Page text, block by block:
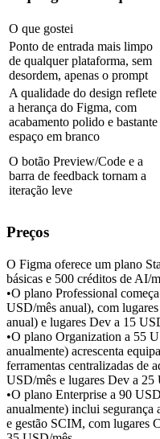
O que gostei
Ponto de entrada mais limpo
de qualquer plataforma, sem
desordem, apenas o prompt
A qualidade do design reflete
a herança do Figma, com
acabamento polido e bastante
espaço em branco
O botão Preview/Code e a
barra de feedback tornam a
iteração leve
Preços
O Figma oferece um plano
básicas e 500 créditos de AI/
•O plano Professional
USD/mês anual), com
anual) e lugares Dev a 15
•O plano Organization a 55
anualmente) acrescenta
ferramentas centralizadas de
USD/mês e lugares Dev a 25
•O plano Enterprise a 90
anualmente) inclui segurança
e gestão SCIM, com lugares